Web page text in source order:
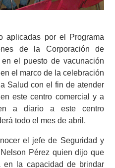
aplicadas por el Programa
de la Corporación de
el puesto de vacunación
el marco de la celebración
Salud con el fin de atender
este centro comercial y a
a diario a este centro
todo el mes de abril.
el jefe de Seguridad y
Pérez quien dijo que
en la capacidad de brindar